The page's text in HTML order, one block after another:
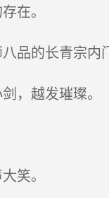
在。
品的长青宗内
，越发璀璨。
笑。